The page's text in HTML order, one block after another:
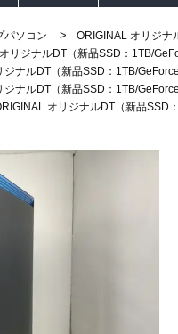
パソコン >
ORIGINAL オリジナ
リジナルDT（新品SSD：1TB/
ジナルDT（新品SSD：1TB/
ジナルDT（新品SSD：1TB/
オリジナルDT（新品SSD